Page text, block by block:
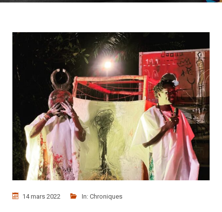
14 mars 2022 In: Chroniques